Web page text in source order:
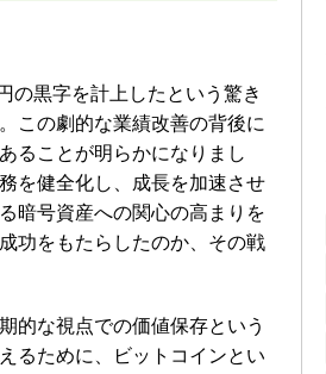
の黒字を計上したという驚き
この劇的な業績改善の背後に
ることが明らかになりまし
を健全化し、成長を加速させ
暗号資産への関心の高まりを
功をもたらしたのか、その戦
的な視点での価値保存という
るために、ビットコインとい